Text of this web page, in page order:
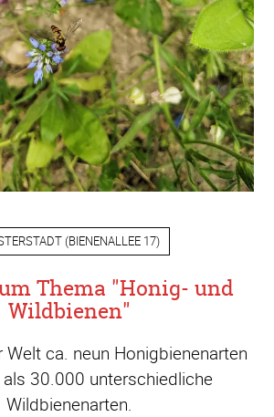
(BIENENALLEE 17)
Thema "Honig- und
Wildbienen"
ca. neun Honigbienenarten
30.000 unterschiedliche
Wildbienenarten.